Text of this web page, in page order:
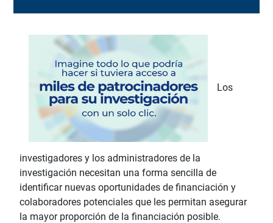
Los
investigadores y los administradores de la
investigación necesitan una forma sencilla de
identificar nuevas oportunidades de financiación y
colaboradores potenciales que les permitan asegurar
la mayor proporción de la financiación posible.